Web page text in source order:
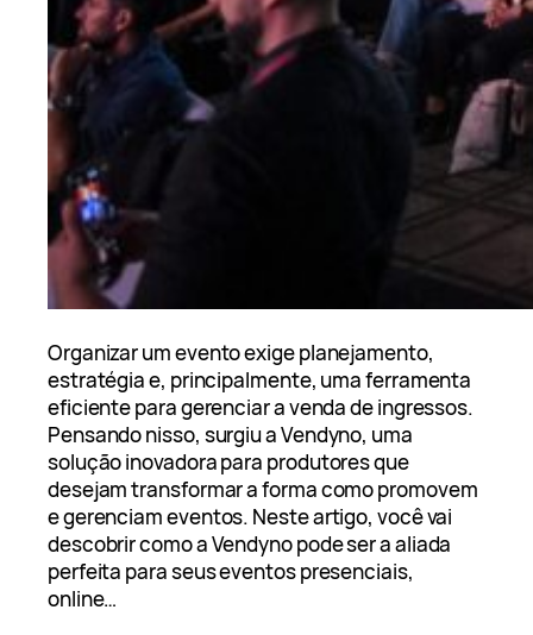
Organizar um evento exige planejamento,
estratégia e, principalmente, uma ferramenta
eficiente para gerenciar a venda de ingressos.
Pensando nisso, surgiu a Vendyno, uma
solução inovadora para produtores que
desejam transformar a forma como promovem
e gerenciam eventos. Neste artigo, você vai
descobrir como a Vendyno pode ser a aliada
perfeita para seus eventos presenciais,
online…